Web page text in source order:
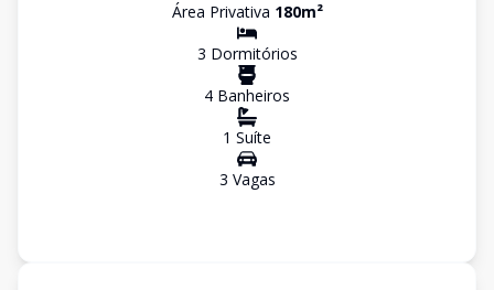
Área Privativa 180m²
3 Dormitórios
4 Banheiros
1 Suíte
3 Vagas